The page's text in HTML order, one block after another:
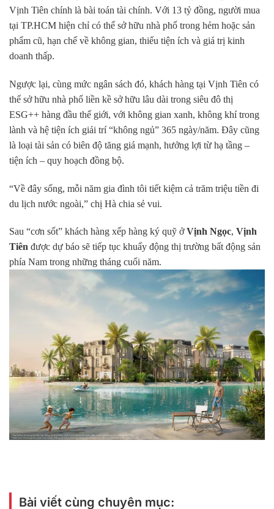
Vịnh Tiên chính là bài toán tài chính. Với 13 tỷ đồng, người mua
tại TP.HCM hiện chỉ có thể sở hữu nhà phố trong hẻm hoặc sản
phẩm cũ, hạn chế về không gian, thiếu tiện ích và giá trị kinh
doanh thấp.
Ngược lại, cùng mức ngân sách đó, khách hàng tại Vịnh Tiên có
thể sở hữu nhà phố liền kề sở hữu lâu dài trong siêu đô thị
ESG++ hàng đầu thế giới, với không gian xanh, không khí trong
lành và hệ tiện ích giải trí “không ngủ” 365 ngày/năm. Đây cũng
là loại tài sản có biên độ tăng giá mạnh, hưởng lợi từ hạ tầng –
tiện ích – quy hoạch đồng bộ.
“Về đây sống, mỗi năm gia đình tôi tiết kiệm cả trăm triệu tiền đi
du lịch nước ngoài,” chị Hà chia sẻ vui.
Sau “cơn sốt” khách hàng xếp hàng ký quỹ ởVịnh Ngọc, Vịnh
Tiên được dự báo sẽ tiếp tục khuấy động thị trường bất động sản
phía Nam trong những tháng cuối năm.
Bài viết cùng chuyên mục: